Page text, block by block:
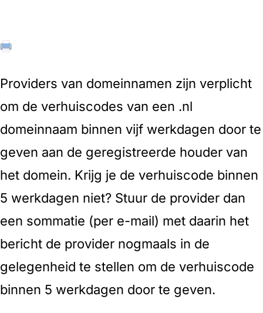
Providers van domeinnamen zijn verplicht
om de verhuiscodes van een .nl
domeinnaam binnen vijf werkdagen door te
geven aan de geregistreerde houder van
het domein. Krijg je de verhuiscode binnen
5 werkdagen niet? Stuur de provider dan
een sommatie (per e-mail) met daarin het
bericht de provider nogmaals in de
gelegenheid te stellen om de verhuiscode
binnen 5 werkdagen door te geven.